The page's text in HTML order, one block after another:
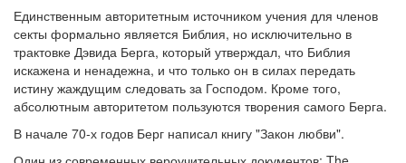
Единственным авторитетным источником учения для членов
секты формально является Библия, но исключительно в
трактовке Дэвида Берга, который утверждал, что Библия
искажена и ненадежна, и что только он в силах передать
истину жаждущим следовать за Господом. Кроме того,
абсолютным авторитетом пользуются творения самого Берга.
В начале 70-х годов Берг написал книгу "Закон любви".